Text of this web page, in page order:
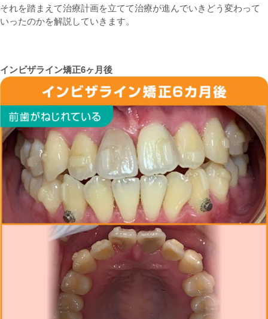
それを踏まえて治療計画を立てて治療が進んでいきどう変わって
いったのかを解説していきます。
インビザライン矯正6ヶ月後